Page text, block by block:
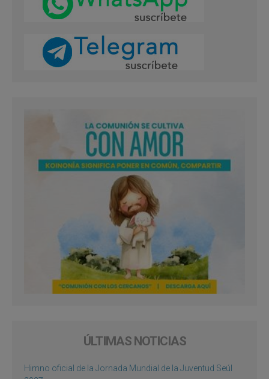
ÚLTIMAS NOTICIAS
Himno oficial de la Jornada Mundial de la Juventud Seúl